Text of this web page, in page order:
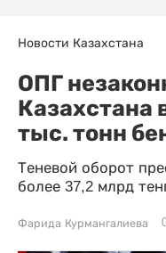
Новости Казахстана
ОПГ
Казахстана
тыс. тонн
Теневой оборот
более 37,2 млрд
Фарида Курмангалиева